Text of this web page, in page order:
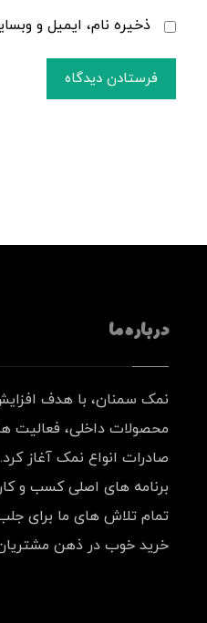
ذخیره نام، ایمیل و
فرستادن دیدگاه
درباره ما
نمک سمنان، با هدف
محصولات داخلی، فعالیت
صادرات انواع نمک آغاز
برنامه های اصلی کسب و
تمام تلاش های ما برای
خرید خوب در ذهن